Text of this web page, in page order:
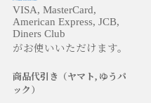
VISA, MasterCard,
American Express, JCB,
Diners Club
がお使いいただけます。
商品代引き（ヤマト, ゆうパ
ック）